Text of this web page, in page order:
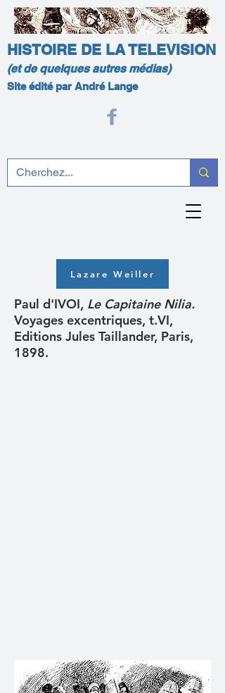
HISTOIRE DE LA TELEVISION
(et de quelques autres médias)
Site édité par André Lange
Lazare Weiller
Paul d'IVOI, Le Capitaine Nilia.
Voyages excentriques, t.VI,
Editions Jules Taillander, Paris,
1898.